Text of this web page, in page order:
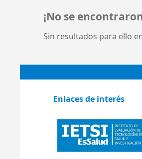
¡No se
Sin resultados para ello
Enlaces de interés